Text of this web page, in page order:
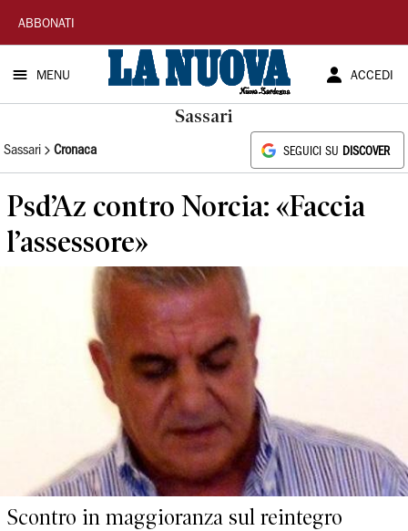
La
Nuova
Sardegna
ABBONATI
MENU ACCEDI
Sassari
Sassari Cronaca SEGUICI SU DISCOVER
Psd’Az contro Norcia: «Faccia
l’assessore»
Scontro in maggioranza sul reintegro